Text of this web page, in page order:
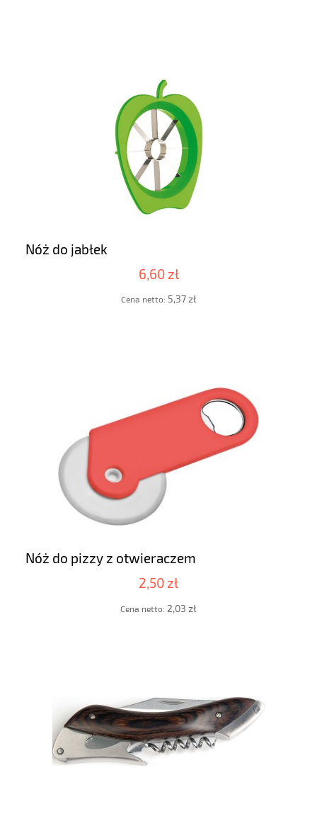
Nóż do jabłek
6,60 zł
Cena netto: 5,37 zł
Nóż do pizzy z otwieraczem
2,50 zł
Cena netto: 2,03 zł